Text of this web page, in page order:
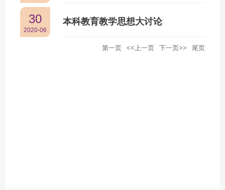
30
2020-06
本科教育教学思想大讨论
第一页 <<上一页 下一页>> 尾页